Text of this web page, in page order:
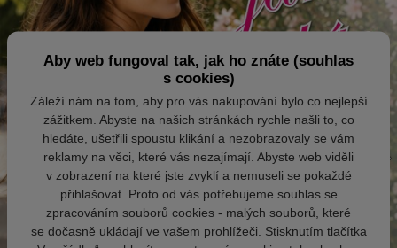
Aby web fungoval tak, jak ho znáte (souhlas
s cookies)
Záleží nám na tom, aby pro vás nakupování bylo co nejlepší
zážitkem. Abyste na našich stránkách rychle našli to, co
hledáte, ušetřili spoustu klikání a nezobrazovaly se vám
reklamy na věci, které vás nezajímají. Abyste web viděli
v zobrazení na které jste zvyklí a nemuseli se pokaždé
přihlašovat. Proto od vás potřebujeme souhlas se
zpracováním souborů cookies - malých souborů, které
se dočasně ukládají ve vašem prohlížeči. Stisknutím tlačítka